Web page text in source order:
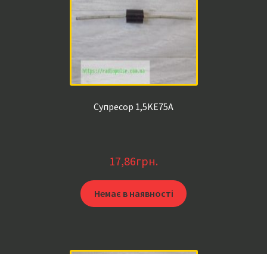
Супресор 1,5KE75A
17,86грн.
Немає в наявності